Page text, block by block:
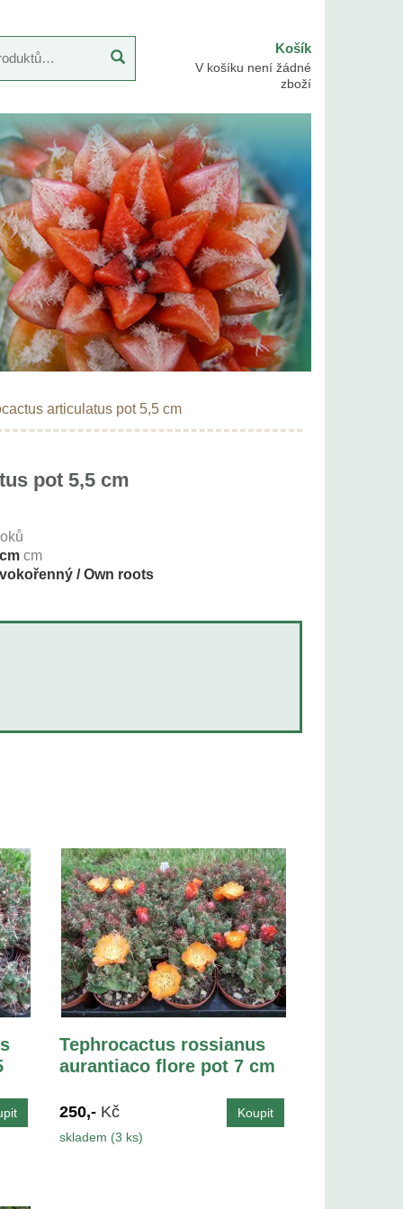
Košík
V košíku není žádné
zboží
articulatus pot 5,5 cm
pot 5,5 cm
cm
/ Own roots
Tephrocactus rossianus
aurantiaco flore pot 7 cm
250,- Kč
skladem (3 ks)